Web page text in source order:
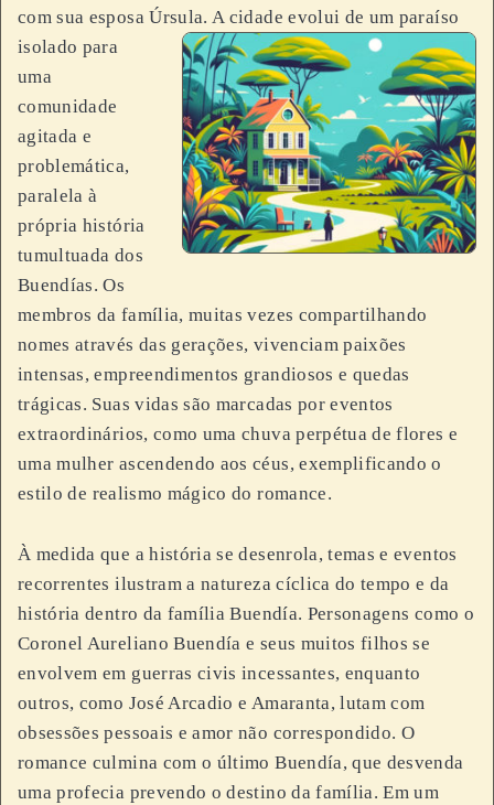
com sua esposa Úrsula. A cidade evolui de um paraíso
isolado para
uma
comunidade
agitada e
problemática,
paralela à
própria história
tumultuada dos
Buendías. Os
membros da família, muitas vezes compartilhando
nomes através das gerações, vivenciam paixões
intensas, empreendimentos grandiosos e quedas
trágicas. Suas vidas são marcadas por eventos
extraordinários, como uma chuva perpétua de flores e
uma mulher ascendendo aos céus, exemplificando o
estilo de realismo mágico do romance.
À medida que a história se desenrola, temas e eventos
recorrentes ilustram a natureza cíclica do tempo e da
história dentro da família Buendía. Personagens como o
Coronel Aureliano Buendía e seus muitos filhos se
envolvem em guerras civis incessantes, enquanto
outros, como José Arcadio e Amaranta, lutam com
obsessões pessoais e amor não correspondido. O
romance culmina com o último Buendía, que desvenda
uma profecia prevendo o destino da família. Em um